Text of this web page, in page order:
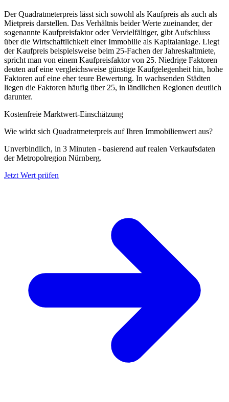
Der Quadratmeterpreis lässt sich sowohl als Kaufpreis als auch als
Mietpreis darstellen. Das Verhältnis beider Werte zueinander, der
sogenannte Kaufpreisfaktor oder Vervielfältiger, gibt Aufschluss
über die Wirtschaftlichkeit einer Immobilie als Kapitalanlage. Liegt
der Kaufpreis beispielsweise beim 25-Fachen der Jahreskaltmiete,
spricht man von einem Kaufpreisfaktor von 25. Niedrige Faktoren
deuten auf eine vergleichsweise günstige Kaufgelegenheit hin, hohe
Faktoren auf eine eher teure Bewertung. In wachsenden Städten
liegen die Faktoren häufig über 25, in ländlichen Regionen deutlich
darunter.
Kostenfreie Marktwert-Einschätzung
Wie wirkt sich Quadratmeterpreis auf Ihren Immobilienwert aus?
Unverbindlich, in 3 Minuten - basierend auf realen Verkaufsdaten
der Metropolregion Nürnberg.
Jetzt Wert prüfen